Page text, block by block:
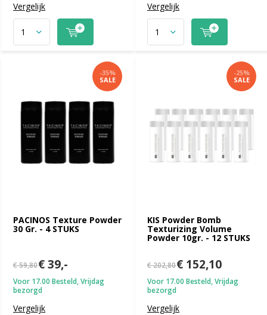
Vergelijk Vergelijk
PACINOS Texture Powder
30 Gr. - 4 STUKS
-35%
SALE
€ 59,80€ 39,-
Voor 17.00 Besteld, Vrijdag
bezorgd
Vergelijk
KIS Powder Bomb
Texturizing Volume
Powder 10gr. - 12 STUKS
-25%
SALE
€ 202,80€ 152,10
Voor 17.00 Besteld, Vrijdag
bezorgd
Vergelijk